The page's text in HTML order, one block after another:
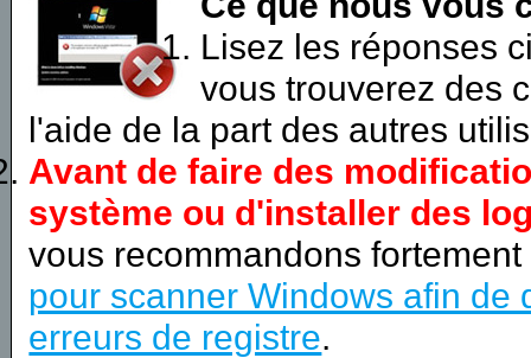
Lisez les réponses
vous trouverez des
l'aide de la part des autres
Avant de faire des
système ou d'installer des
vous recommandons
pour scanner Windows afin de
erreurs de registre.